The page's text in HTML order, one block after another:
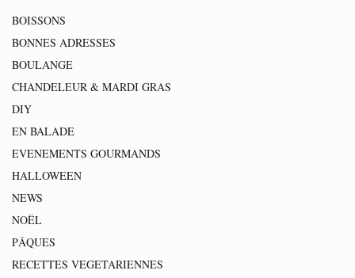
BOISSONS
BONNES ADRESSES
BOULANGE
CHANDELEUR & MARDI GRAS
DIY
EN BALADE
EVENEMENTS GOURMANDS
HALLOWEEN
NEWS
NOËL
PÂQUES
RECETTES VEGETARIENNES